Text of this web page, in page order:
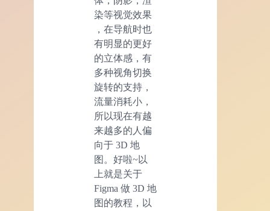
染等视觉效果
，在导航时也
有明显的更好
的立体感，有
多种视角切换
旋转的支持，
流量消耗小，
所以现在有越
来越多的人偏
向于 3D 地
图。好啦~以
上就是关于
Figma 做 3D 地
图的教程，以